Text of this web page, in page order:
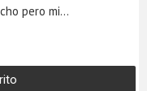
pero mi...